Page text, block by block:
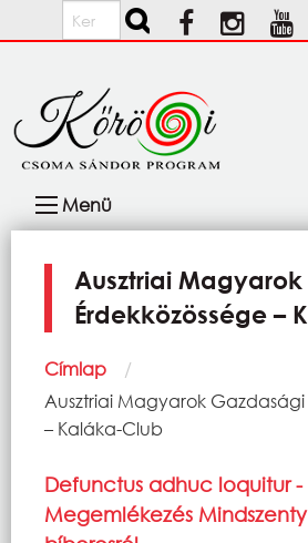
Ugrás a tartalomra
Keresés
navigáció
Menü
Ausztriai
Érdekközössége –
Morzsa
Címlap
Current:
Ausztriai Magyarok Gazdasági
– Kaláka-Club
Defunctus adhuc loquitur -
Megemlékezés